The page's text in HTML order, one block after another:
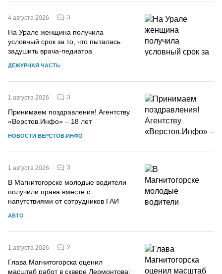
4 августа 2026 3
На Урале женщина получила
условный срок за то, что пыталась
задушить врача-педиатра
ДЕЖУРНАЯ ЧАСТЬ
1 августа 2026 3
Принимаем поздравления! Агентству
«Верстов.Инфо» – 18 лет
НОВОСТИ ВЕРСТОВ.ИНФО
1 августа 2026 3
В Магнитогорске молодые водители
получили права вместе с
напутствиями от сотрудников ГАИ
АВТО
1 августа 2026 2
Глава Магнитогорска оценил
масштаб работ в сквере Лермонтова: